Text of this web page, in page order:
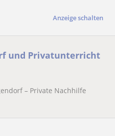
Anzeige schalten
und Privatunterricht
– Private Nachhilfe